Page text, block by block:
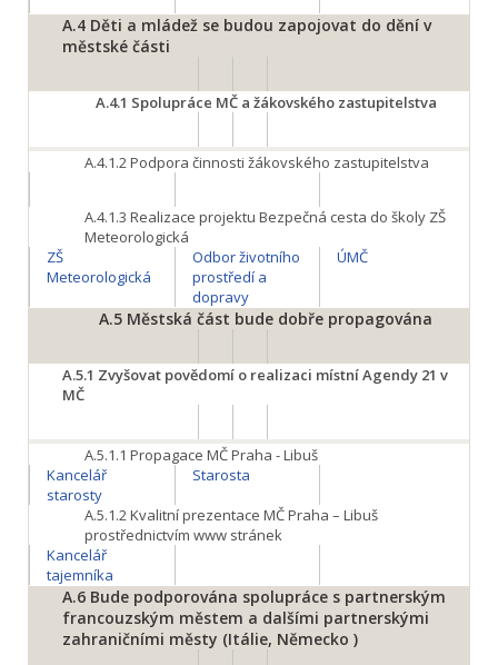
A.4 Děti a mládež se budou zapojovat do dění v
městské části
A.4.1 Spolupráce MČ a žákovského zastupitelstva
A.4.1.2Podpora činnosti žákovského zastupitelstva
A.4.1.3 Realizace projektu Bezpečná cesta do školy ZŠ
Meteorologická
ZŠ
Meteorologická
Odbor životního
prostředí a
dopravy
ÚMČ
A.5 Městská část bude dobře propagována
A.5.1 Zvyšovat povědomí o realizaci místní Agendy 21 v
MČ
A.5.1.1 Propagace MČ Praha - Libuš
Kancelář
starosty
Starosta
A.5.1.2Kvalitní prezentace MČ Praha – Libuš
prostřednictvím www stránek
Kancelář
tajemníka
A.6 Bude podporována spolupráce s partnerským
francouzským městem a dalšími partnerskými
zahraničními městy (Itálie, Německo )